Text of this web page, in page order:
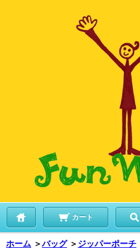
カート
ホーム ＞バッグ ＞ ジッパーポーチ